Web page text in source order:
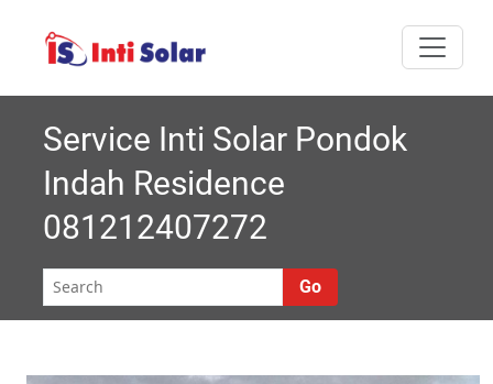
nti
Solar |
Melayani semua
Service Inti Solar Pondok
Indah Residence
081212407272
Go